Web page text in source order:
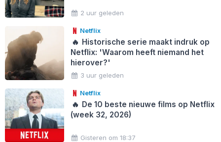
2 uur geleden
Netflix
🔥 Historische serie maakt indruk op
Netflix: 'Waarom heeft niemand het
hierover?'
3 uur geleden
Netflix
🔥 De 10 beste nieuwe films op Netflix
(week 32, 2026)
Gisteren om 18:37